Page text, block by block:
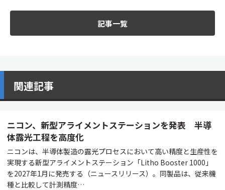
記事一覧
関連記事
ニコン、新型アライメントステーションを発表 半導
体露光工程を高度化
ニコンは、半導体製造の露光プロセスにおいて高い精度と生産性を
実現する新型アライメントステーション「Litho Booster 1000」
を2027年1月に発売する（ニュースリリース）。同製品は、従来機
種と比較して計測精度…